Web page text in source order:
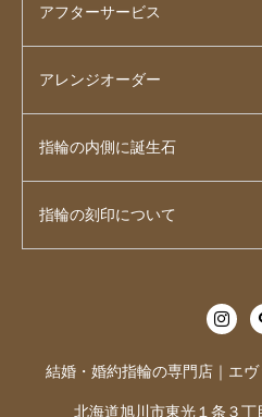
アフターサービス
アレンジオーダー
指輪の内側に誕生石
指輪の刻印について
結婚・婚約指輪の専門店｜エ
北海道旭川市東光１条３丁